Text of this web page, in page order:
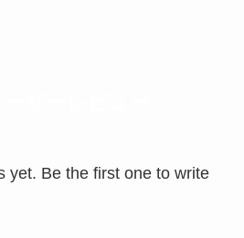
yet. Be the first one to write